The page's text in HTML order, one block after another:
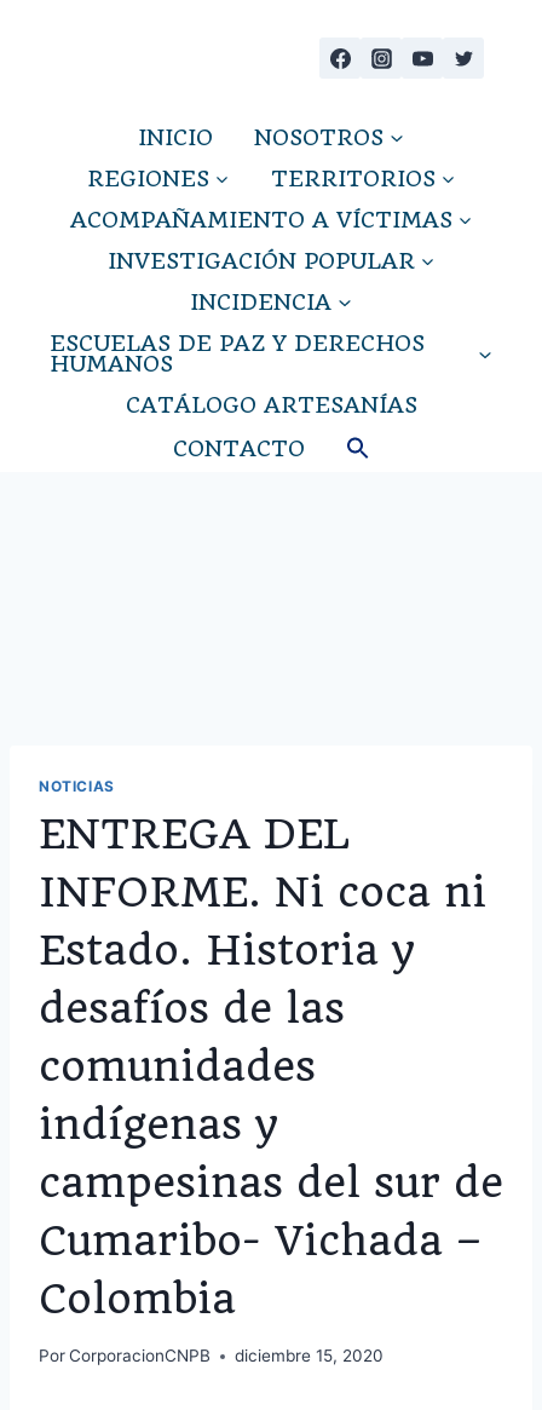
INICIO
NOSOTROS
REGIONES
TERRITORIOS
ACOMPAÑAMIENTO A VÍCTIMAS
INVESTIGACIÓN POPULAR
INCIDENCIA
ESCUELAS DE PAZ Y DERECHOS
HUMANOS
CATÁLOGO ARTESANÍAS
CONTACTO
NOTICIAS
ENTREGA DEL
INFORME. Ni coca ni
Estado. Historia y
desafíos de las
comunidades
indígenas y
campesinas del sur de
Cumaribo- Vichada –
Colombia
PorCorporacionCNPB diciembre 15, 2020